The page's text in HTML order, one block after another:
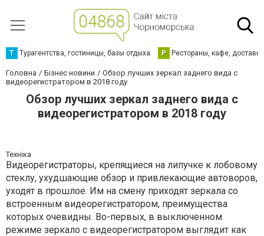
Т Турагентства, гостиницы, базы отдыха Р Рестораны, кафе,
Головна Бізнес новини
Обзор лучших зеркал заднего вида с
видеорегистратором в 2018 году
Обзор лучших зеркал заднего вида с
видеорегистратором в 2018 году
Техніка
Видеорегистраторы, крепящиеся на липучке к лобовому
стеклу, ухудшающие обзор и привлекающие автоворов,
уходят в прошлое. Им на смену приходят зеркала со
встроенным видеорегистратором, преимущества
которых очевидны. Во-первых, в выключенном
режиме зеркало с видеорегистратором выглядит как